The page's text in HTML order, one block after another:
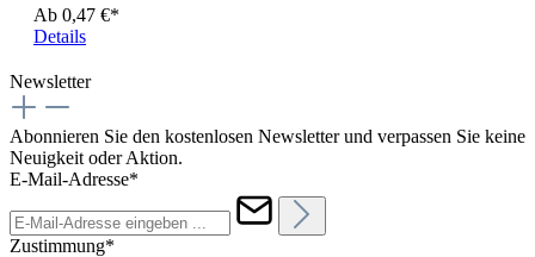
Ab 0,47 €*
Details
Newsletter
Abonnieren Sie den kostenlosen Newsletter und verpassen Sie keine
Neuigkeit oder Aktion.
E-Mail-Adresse*
Zustimmung*